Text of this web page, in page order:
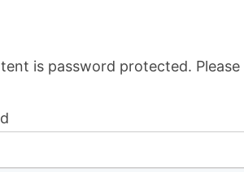
is password protected.